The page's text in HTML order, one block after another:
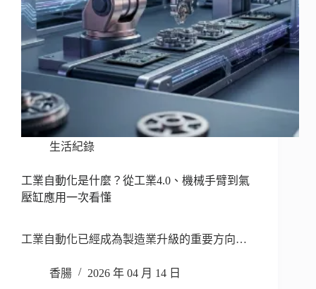
生活紀錄
工業自動化是什麼？從工業4.0、機械手臂到氣
壓缸應用一次看懂
工業自動化已經成為製造業升級的重要方向…
香腸 2026 年 04 月 14 日